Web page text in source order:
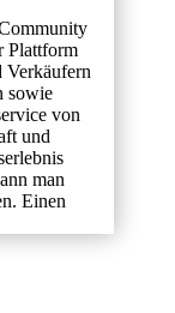
Plattform
Verkäufern
sowie
von
und
man
Einen